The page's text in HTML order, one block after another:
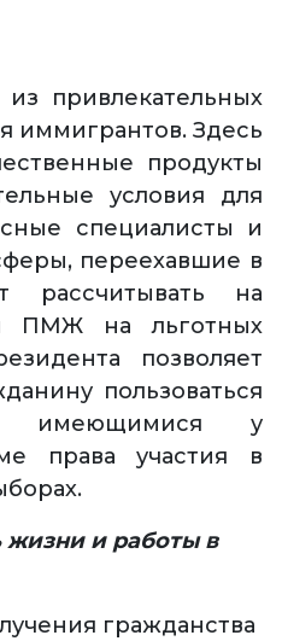
привлекательных
иммигрантов. Здесь
продукты
условия для
специалисты и
переехавшие в
рассчитывать на
ПМЖ на льготных
позволяет
пользоваться
имеющимися у
права участия в
жизни и работы в
гражданства